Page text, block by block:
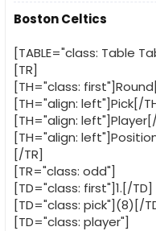
Boston Celtics
[TABLE="class: Table
[TR]
[TH="class:
[TH="align: left"]Pick[/
[TH="align:
[TH="align:
[/TR]
[TR="class: odd"]
[TD="class: first"]1.[/TD]
[TD="class: pick"](8)[/
[TD="class: player"]